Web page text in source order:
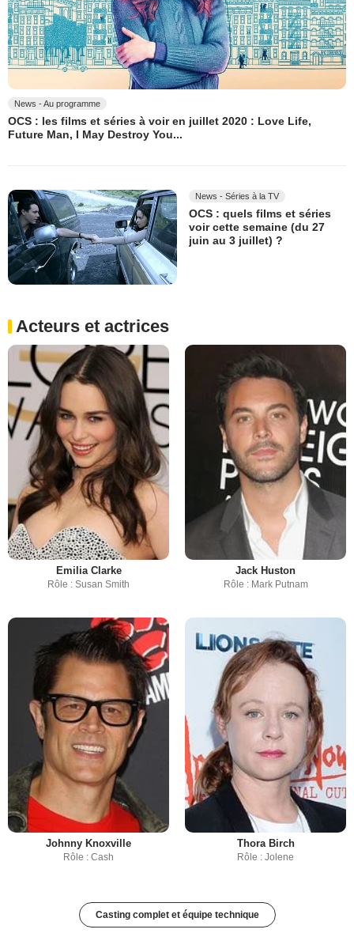
News - Au programme
OCS : les films et séries à voir en juillet 2020 : Love Life,
Future Man, I May Destroy You...
News - Séries à la TV
OCS : quels films et séries
voir cette semaine (du 27
juin au 3 juillet) ?
Acteurs et actrices
Emilia Clarke
Rôle : Susan Smith
Jack Huston
Rôle : Mark Putnam
Johnny Knoxville
Rôle : Cash
Thora Birch
Rôle : Jolene
Casting complet et équipe technique